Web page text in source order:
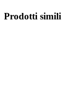
Prodotti simili